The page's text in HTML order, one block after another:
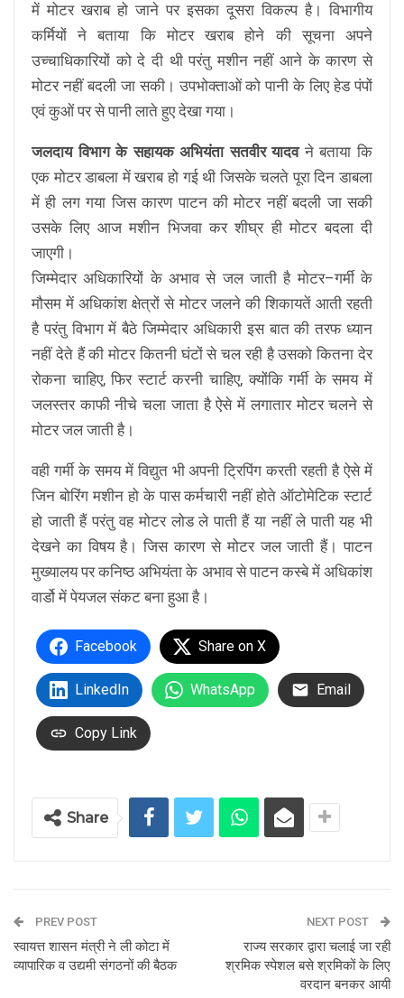
में मोटर खराब हो जाने पर इसका दूसरा विकल्प है। विभागीय
कर्मियों ने बताया कि मोटर खराब होने की सूचना अपने
उच्चाधिकारियों को दे दी थी परंतु मशीन नहीं आने के कारण से
मोटर नहीं बदली जा सकी। उपभोक्ताओं को पानी के लिए हेड पंपों
एवं कुओं पर से पानी लाते हुए देखा गया।
जलदाय विभाग के सहायक अभियंता सतवीर यादवने बताया कि
एक मोटर डाबला में खराब हो गई थी जिसके चलते पूरा दिन डाबला
में ही लग गया जिस कारण पाटन की मोटर नहीं बदली जा सकी
उसके लिए आज मशीन भिजवा कर शीघ्र ही मोटर बदला दी
जाएगी।
जिम्मेदार अधिकारियों के अभाव से जल जाती है मोटर–गर्मी के
मौसम में अधिकांश क्षेत्रों से मोटर जलने की शिकायतें आती रहती
है परंतु विभाग में बैठे जिम्मेदार अधिकारी इस बात की तरफ ध्यान
नहीं देते हैं की मोटर कितनी घंटों से चल रही है उसको कितना देर
रोकना चाहिए, फिर स्टार्ट करनी चाहिए, क्योंकि गर्मी के समय में
जलस्तर काफी नीचे चला जाता है ऐसे में लगातार मोटर चलने से
मोटर जल जाती है।
वही गर्मी के समय में विद्युत भी अपनी ट्रिपिंग करती रहती है ऐसे में
जिन बोरिंग मशीन हो के पास कर्मचारी नहीं होते ऑटोमेटिक स्टार्ट
हो जाती हैं परंतु वह मोटर लोड ले पाती हैं या नहीं ले पाती यह भी
देखने का विषय है। जिस कारण से मोटर जल जाती हैं। पाटन
मुख्यालय पर कनिष्ठ अभियंता के अभाव से पाटन कस्बे में अधिकांश
वार्डो में पेयजल संकट बना हुआ है।
Facebook Share on X
LinkedIn WhatsApp Email
Copy Link
Share
PREV POST
स्वायत्त शासन मंत्री ने ली कोटा में
व्यापारिक व उद्यमी संगठनों की बैठक
NEXT POST
राज्य सरकार द्वारा चलाई जा रही
श्रमिक स्पेशल बसे श्रमिकों के लिए
वरदान बनकर आयी